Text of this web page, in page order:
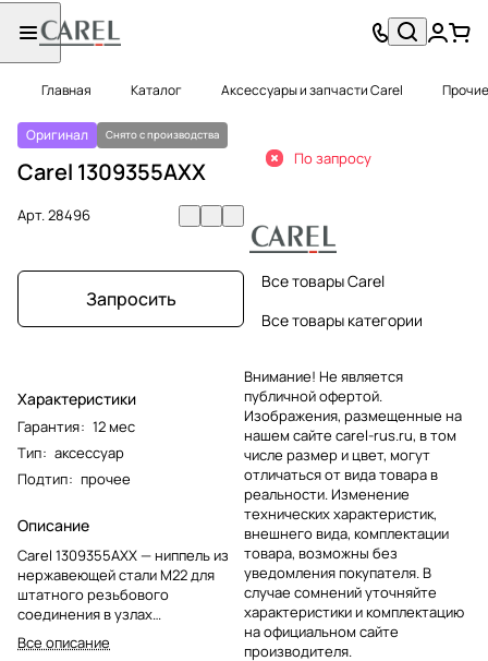
Главная Каталог Аксессуары и запчасти Carel
Оригинал Снято с производства
Carel 1309355AXX
Арт.28496
Запросить
Характеристики
Гарантия: 12 мес
Тип: аксессуар
Подтип: прочее
Описание
Carel 1309355AXX — ниппель из
нержавеющей стали М22 для
штатного резьбового
соединения в узлах
оборудования Carel.
Используется при замене или
Все описание
По запросу
Все товары Carel
Все товары категории
Внимание! Не является
публичной офертой.
Изображения, размещенные на
нашем сайте carel-rus.ru, в том
числе размер и цвет, могут
отличаться от вида товара в
реальности. Изменение
технических характеристик,
внешнего вида, комплектации
товара, возможны без
уведомления покупателя. В
случае сомнений уточняйте
характеристики и комплектацию
на официальном сайте
производителя.